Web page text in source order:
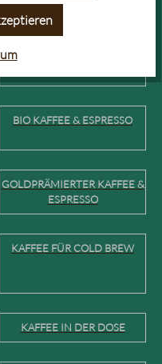
ESPRESSO
AROMATISIERTER KAFFEE &
BIO KAFFEE & ESPRESSO
GOLDPRÄMIERTER KAFFEE &
ESPRESSO
KAFFEE FÜR COLD BREW
KAFFEE IN DER DOSE